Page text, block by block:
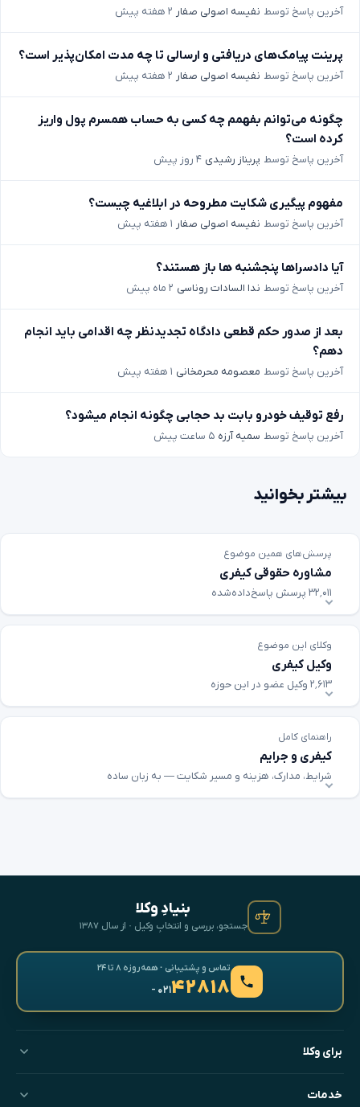
آخرین پاسخ توسط نفیسه اصولی صفار ۲ هفته پیش
پرینت پیامک‌های دریافتی و ارسالی تا چه مدت امکان‌پذیر است؟
آخرین پاسخ توسط نفیسه اصولی صفار ۲ هفته پیش
چگونه می‌توانم بفهمم چه کسی به حساب همسرم پول واریز
کرده است؟
آخرین پاسخ توسط پریناز رشیدی ۴ روز پیش
مفهوم پیگیری شکایت مطروحه در ابلاغیه چیست؟
آخرین پاسخ توسط نفیسه اصولی صفار ۱ هفته پیش
آیا دادسراها پنجشنبه ها باز هستند؟
آخرین پاسخ توسط ندا السادات روناسی ۲ ماه پیش
بعد از صدور حکم قطعی دادگاه تجدیدنظر چه اقدامی باید انجام
دهم؟
آخرین پاسخ توسط معصومه محرمخانی ۱ هفته پیش
رفع توقیف خودرو بابت بد حجابی چگونه انجام میشود؟
آخرین پاسخ توسط سمیه آرزه ۵ ساعت پیش
بیشتر بخوانید
پرسش‌های همین موضوع
مشاوره حقوقی کیفری
۳۲٬۰۱۱ پرسش پاسخ‌داده‌شده
وکلای این موضوع
وکیل کیفری
۲٬۶۱۳ وکیل عضو در این حوزه
راهنمای کامل
کیفری و جرایم
شرایط، مدارک، هزینه و مسیر شکایت — به زبان ساده
بنیادِ وکلا
جستجو، بررسی و انتخابِ وکیل · از سال ۱۳۸۷
تماس و پشتیبانی · همه‌روزه ۸ تا ۲۴
۴۲۸۱۸- ۰۲۱
برای وکلا
خدمات